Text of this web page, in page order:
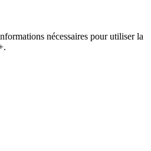
nécessaires pour utiliser la